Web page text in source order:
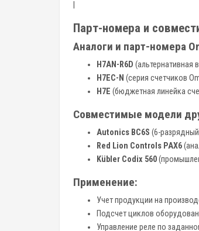
Парт-номера и
Аналоги и парт-номера
H7AN-R6D (альтернативная
H7EC-N (серия счетчиков
H7E (бюджетная линейка
Совместимые модели
Autonics BC6S (6-
Red Lion Controls PAX6
Kübler Codix 560
Применение:
Учет продукции на
Подсчет циклов
Управление реле по